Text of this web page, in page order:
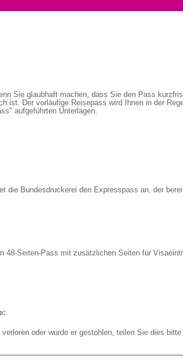
Sie glaubhaft machen, dass Sie den Pass
ist. Der vorläufige Reisepass wird Ihnen in der
aufgeführten Unterlagen.
die Bundesdruckerei den Expresspass an, der
48-Seiten-Pass mit zusätzlichen Seiten für
oder wurde er gestohlen, teilen Sie dies bitte